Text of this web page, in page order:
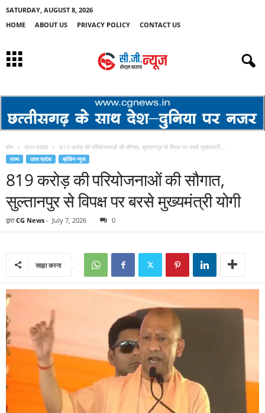
SATURDAY, AUGUST 8, 2026
HOME
ABOUT US PRIVACY POLICY CONTACT US
होम उत्तर प्रदेश 819 करोड़ की परियोजनाओं की सौगात, सुल्तानपुर से विपक्ष पर बरसे मुख्यमंत्री...
राज्य उत्तर प्रदेश ब्रेकिंग न्यूज
819 करोड़ की परियोजनाओं की सौगात,
सुल्तानपुर से विपक्ष पर बरसे मुख्यमंत्री योगी
द्वारा CG News - July 7, 2026 0
साझा करना